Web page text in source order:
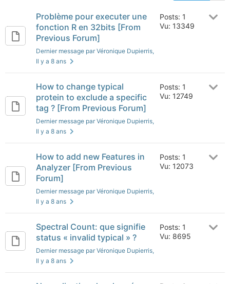
Problème pour executer une
fonction R en 32bits [From
Previous Forum]
Dernier message par Véronique Dupierris,
Il y a 8 ans
Posts: 1
Vu: 13349
How to change typical
protein to exclude a specific
tag ? [From Previous Forum]
Dernier message par Véronique Dupierris,
Il y a 8 ans
Posts: 1
Vu: 12749
How to add new Features in
Analyzer [From Previous
Forum]
Dernier message par Véronique Dupierris,
Il y a 8 ans
Posts: 1
Vu: 12073
Spectral Count: que signifie
status « invalid typical » ?
Dernier message par Véronique Dupierris,
Il y a 8 ans
Posts: 1
Vu: 8695